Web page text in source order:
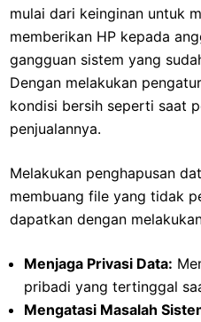
mulai dari keinginan untuk
memberikan HP kepada
gangguan sistem yang
Dengan melakukan
kondisi bersih seperti saat
penjualannya.
Melakukan penghapusan
membuang file yang tidak
dapatkan dengan
Menjaga Privasi Data:
pribadi yang tertinggal
Mengatasi Masalah